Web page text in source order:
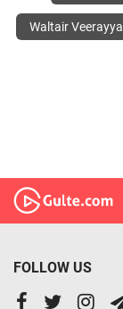
Waltair Veerayya
FOLLOW US